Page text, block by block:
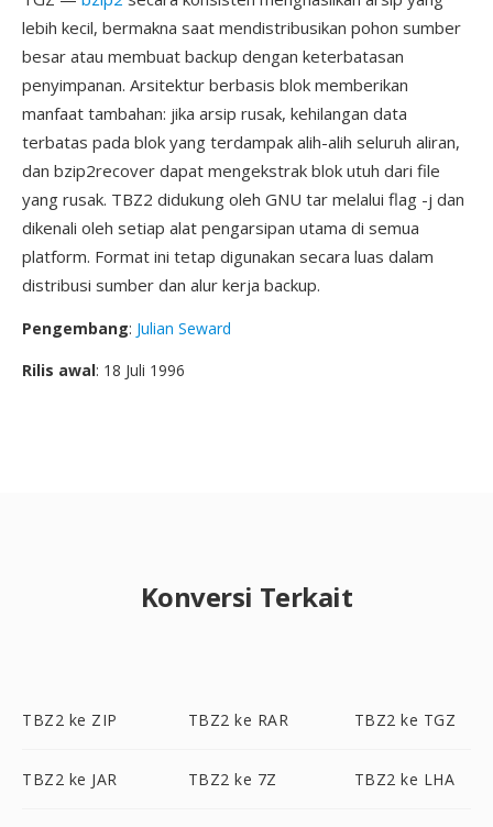
lebih kecil, bermakna saat mendistribusikan pohon sumber
besar atau membuat backup dengan keterbatasan
penyimpanan. Arsitektur berbasis blok memberikan
manfaat tambahan: jika arsip rusak, kehilangan data
terbatas pada blok yang terdampak alih-alih seluruh aliran,
dan bzip2recover dapat mengekstrak blok utuh dari file
yang rusak. TBZ2 didukung oleh GNU tar melalui flag -j dan
dikenali oleh setiap alat pengarsipan utama di semua
platform. Format ini tetap digunakan secara luas dalam
distribusi sumber dan alur kerja backup.
Pengembang: Julian Seward
Rilis awal: 18 Juli 1996
Konversi Terkait
TBZ2 ke ZIP TBZ2 ke RAR TBZ2 ke TGZ
TBZ2 ke JAR TBZ2 ke 7Z TBZ2 ke LHA